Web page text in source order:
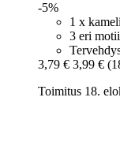
-5%
1 x
3 eri
3,79 € 3,99 €
Toimitus 18.